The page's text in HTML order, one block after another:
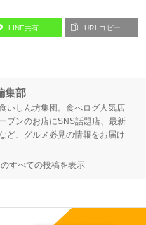
LINE共有 URLコピー
集部
いしん坊集団。食べログ人気店
プンのお店にSNS話題店、最新
ど、グルメ必見の情報をお届け
すべての投稿を表示